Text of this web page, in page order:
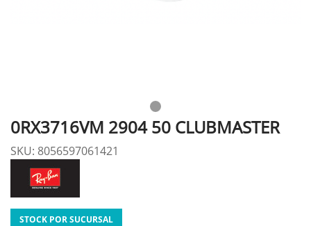
0RX3716VM 2904 50 CLUBMASTER
SKU: 8056597061421
STOCK POR SUCURSAL